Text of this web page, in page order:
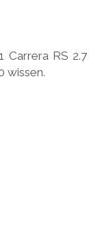
Carrera RS 2.7
wissen.